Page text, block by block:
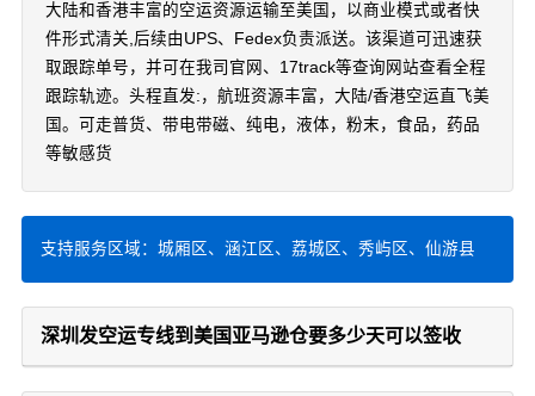
大陆和香港丰富的空运资源运输至美国，以商业模式或者快
件形式清关,后续由UPS、Fedex负责派送。该渠道可迅速获
取跟踪单号，并可在我司官网、17track等查询网站查看全程
跟踪轨迹。头程直发:，航班资源丰富，大陆/香港空运直飞美
国。可走普货、带电带磁、纯电，液体，粉末，食品，药品
等敏感货
支持服务区域：城厢区、涵江区、荔城区、秀屿区、仙游县
深圳发空运专线到美国亚马逊仓要多少天可以签收